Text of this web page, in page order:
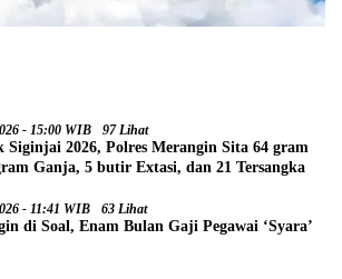
- 15:00 WIB 97 Lihat
Siginjai 2026, Polres Merangin Sita 64 gram
Ganja, 5 butir Extasi, dan 21 Tersangka
- 11:41 WIB 63 Lihat
di Soal, Enam Bulan Gaji Pegawai ‘Syara’